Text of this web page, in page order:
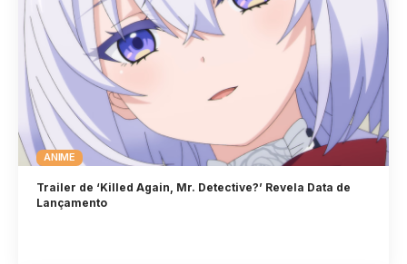
ANIME
Trailer de ‘Killed Again, Mr. Detective?’ Revela Data de
Lançamento